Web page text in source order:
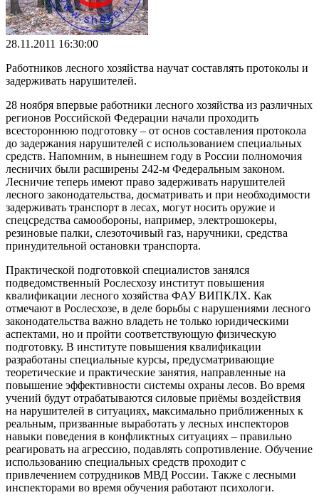
28.11.2011 16:30:00
Работников лесного хозяйства научат составлять протоколы и
задерживать нарушителей.
28 ноября впервые работники лесного хозяйства из различных
регионов Российской Федерации начали проходить
всестороннюю подготовку – от основ составления протокола
до задержания нарушителей с использованием специальных
средств. Напомним, в нынешнем году в России полномочия
лесничих были расширены 242-м Федеральным законом.
Лесничие теперь имеют право задерживать нарушителей
лесного законодательства, досматривать и при необходимости
задерживать транспорт в лесах, могут носить оружие и
спецсредства самообороны, например, электрошокеры,
резиновые палки, слезоточивый газ, наручники, средства
принудительной остановки транспорта.
Практической подготовкой специалистов занялся
подведомственный Рослесхозу институт повышения
квалификации лесного хозяйства ФАУ ВИПКЛХ. Как
отмечают в Рослесхозе, в деле борьбы с нарушениями лесного
законодательства важно владеть не только юридическими
аспектами, но и пройти соответствующую физическую
подготовку. В институте повышения квалификации
разработаны специальные курсы, предусматривающие
теоретические и практические занятия, направленные на
повышение эффективности системы охраны лесов. Во время
учений будут отрабатываются силовые приёмы воздействия
на нарушителей в ситуациях, максимально приближенных к
реальным, призванные выработать у лесных инспекторов
навыки поведения в конфликтных ситуациях – правильно
реагировать на агрессию, подавлять сопротивление. Обучение
использованию специальных средств проходит с
привлечением сотрудников МВД России. Также с лесными
инспекторами во время обучения работают психологи.